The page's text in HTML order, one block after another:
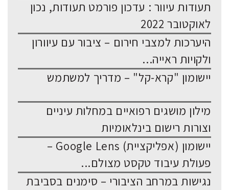
תעודות עיוור : עדכון פורמט תעודות, נכון
לאוקטובר 2022
היערכות למצבי חירום – ציבור עם עיוורון
ולקויות ראייה...
יישומון "קרא-קל" – מדריך למשתמש
מילון מושגים רפואיים במחלות עיניים
וצורות רישום בינלאומיות
יישומון (אפליקציית) Google Lens –
פעולת עיבוד טקסט מצולם...
נגישות במרחב הציבורי – סימנים בסביבת